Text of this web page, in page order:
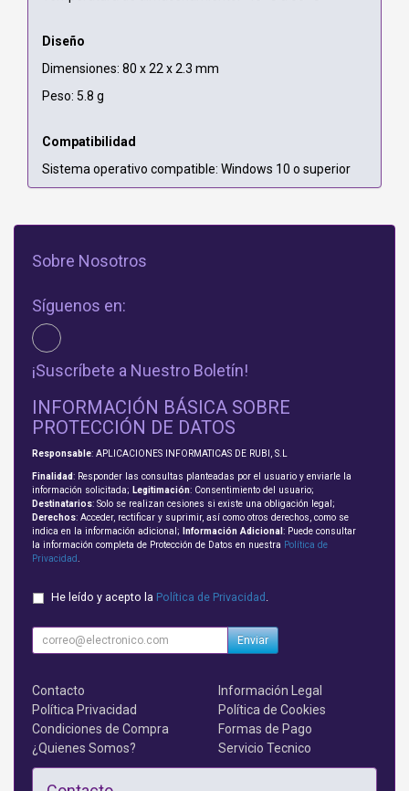
Diseño
Dimensiones: 80 x 22 x 2.3 mm
Peso: 5.8 g
Compatibilidad
Sistema operativo compatible: Windows 10 o superior
Sobre Nosotros
Síguenos en:
¡Suscríbete a Nuestro Boletín!
INFORMACIÓN BÁSICA SOBRE
PROTECCIÓN DE DATOS
Responsable: APLICACIONES INFORMATICAS DE RUBI, S.L
Finalidad: Responder las consultas planteadas por el usuario y enviarle la
información solicitada; Legitimación: Consentimiento del usuario;
Destinatarios: Solo se realizan cesiones si existe una obligación legal;
Derechos: Acceder, rectificar y suprimir, así como otros derechos, como se
indica en la información adicional;
Información Adicional : Puede consultar
la información completa de Protección de Datos en nuestra Política de
Privacidad
He leído y acepto la Política de Privacidad
Enviar
Contacto
Información Legal
Política Privacidad
Política de Cookies
Condiciones de Compra
Formas de Pago
¿Quienes Somos?
Servicio Tecnico